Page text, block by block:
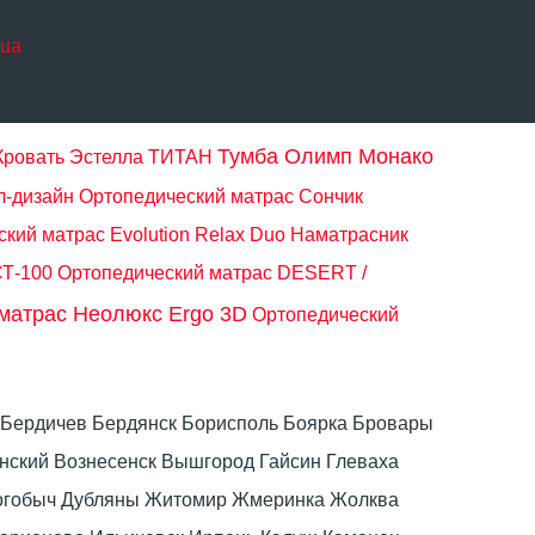
Эстелла ТИТАН Тумба Олимп Монако
дизайн Ортопедический матрас Сончик
матрас Evolution Relax Duo Наматрасник
100 Ортопедический матрас DESERT /
Неолюкс Ergo 3D Ортопедический
Бердянск Борисполь Боярка Бровары
Вознесенск Вышгород Гайсин Глеваха
Дубляны Житомир Жмеринка Жолква